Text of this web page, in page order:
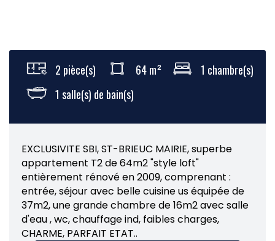
2 pièce(s) 64 m²
1 chambre(s)
1 salle(s) de bain(s)
EXCLUSIVITE SBI, ST-BRIEUC MAIRIE, superbe
appartement T2 de 64m2 "style loft"
entièrement rénové en 2009, comprenant :
entrée, séjour avec belle cuisine us équipée de
37m2, une grande chambre de 16m2 avec salle
d'eau , wc, chauffage ind, faibles charges,
CHARME, PARFAIT ETAT..